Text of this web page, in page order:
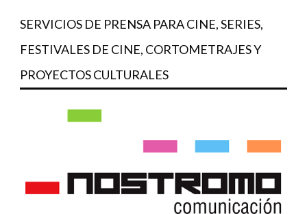
SERVICIOS DE PRENSA PARA CINE, SERIES,
FESTIVALES DE CINE, CORTOMETRAJES Y
PROYECTOS CULTURALES